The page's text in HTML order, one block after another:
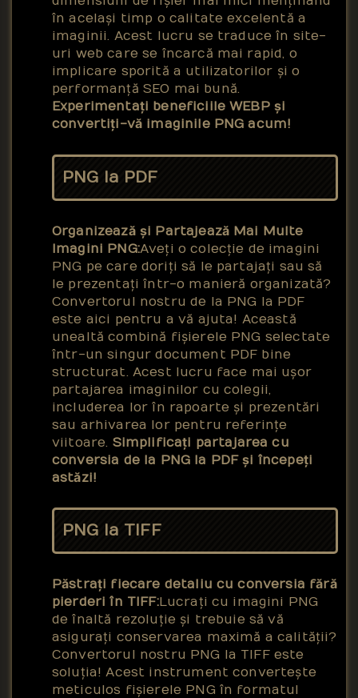
în același timp o calitate excelentă a
imaginii. Acest lucru se traduce în site-
uri web care se încarcă mai rapid, o
implicare sporită a utilizatorilor și o
performanță SEO mai bună.
Experimentați beneficiile WEBP și
convertiți-vă imaginile PNG acum!
PNG la PDF
Organizează și Partajează Mai Multe
Imagini PNG:Aveți o colecție de imagini
PNG pe care doriți să le partajați sau să
le prezentați într-o manieră organizată?
Convertorul nostru de la PNG la PDF
este aici pentru a vă ajuta! Această
unealtă combină fișierele PNG selectate
într-un singur document PDF bine
structurat. Acest lucru face mai ușor
partajarea imaginilor cu colegii,
includerea lor în rapoarte și prezentări
sau arhivarea lor pentru referințe
viitoare. Simplificați partajarea cu
conversia de la PNG la PDF și începeți
astăzi!
PNG la TIFF
Păstrați fiecare detaliu cu conversia fără
pierderi în TIFF:Lucrați cu imagini PNG
de înaltă rezoluție și trebuie să vă
asigurați conservarea maximă a calității?
Convertorul nostru PNG la TIFF este
soluția! Acest instrument convertește
meticulos fișierele PNG în formatul